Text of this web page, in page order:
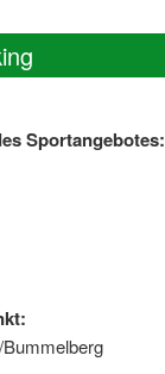
Sportangebotes: